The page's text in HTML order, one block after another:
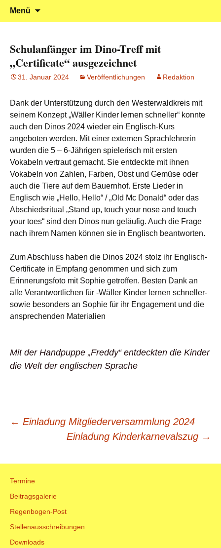
Kindergarten Marienrachdorf
Klein reingehen – Groß rauskommen
Menü
Schulanfänger im Dino-Treff mit
„Certificate“ ausgezeichnet
31. Januar 2024 Veröffentlichungen Redaktion
Dank der Unterstützung durch den Westerwaldkreis mit
seinem Konzept „Wäller Kinder lernen schneller“ konnte
auch den Dinos 2024 wieder ein Englisch-Kurs
angeboten werden. Mit einer externen Sprachlehrerin
wurden die 5 – 6-Jährigen spielerisch mit ersten
Vokabeln vertraut gemacht. Sie entdeckte mit ihnen
Vokabeln von Zahlen, Farben, Obst und Gemüse oder
auch die Tiere auf dem Bauernhof. Erste Lieder in
Englisch wie „Hello, Hello“ / „Old Mc Donald“ oder das
Abschiedsritual „Stand up, touch your nose and touch
your toes“ sind den Dinos nun geläufig. Auch die Frage
nach ihrem Namen können sie in Englisch beantworten.
Zum Abschluss haben die Dinos 2024 stolz ihr Englisch-
Certificate in Empfang genommen und sich zum
Erinnerungsfoto mit Sophie getroffen. Besten Dank an
alle Verantwortlichen für -Wäller Kinder lernen schneller-
sowie besonders an Sophie für ihr Engagement und die
ansprechenden Materialien
Mit der Handpuppe „Freddy“ entdeckten die Kinder
die Welt der englischen Sprache
Beitrags-
Navigation
← Einladung Mitgliederversammlung 2024
Einladung Kinderkarnevalszug →
Termine
Beitragsgalerie
Regenbogen-Post
Stellenausschreibungen
Downloads